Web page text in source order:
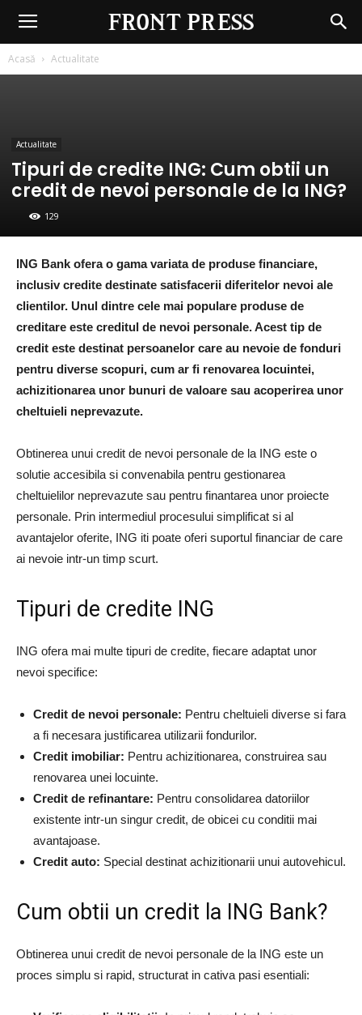
Front
Press
Acasă Actualitate
Actualitate
Tipuri de credite ING: Cum obtii un
credit de nevoi personale de la ING?
129
ING Bank ofera o gama variata de produse financiare,
inclusiv credite destinate satisfacerii diferitelor nevoi ale
clientilor. Unul dintre cele mai populare produse de
creditare este creditul de nevoi personale. Acest tip de
credit este destinat persoanelor care au nevoie de fonduri
pentru diverse scopuri, cum ar fi renovarea locuintei,
achizitionarea unor bunuri de valoare sau acoperirea unor
cheltuieli neprevazute.
Obtinerea unui credit de nevoi personale de la ING este o
solutie accesibila si convenabila pentru gestionarea
cheltuielilor neprevazute sau pentru finantarea unor proiecte
personale. Prin intermediul procesului simplificat si al
avantajelor oferite, ING iti poate oferi suportul financiar de care
ai nevoie intr-un timp scurt.
Tipuri de credite ING
ING ofera mai multe tipuri de credite, fiecare adaptat unor
nevoi specifice:
Credit de nevoi personale: Pentru cheltuieli diverse si fara
a fi necesara justificarea utilizarii fondurilor.
Credit imobiliar: Pentru achizitionarea, construirea sau
renovarea unei locuinte.
Credit de refinantare: Pentru consolidarea datoriilor
existente intr-un singur credit, de obicei cu conditii mai
avantajoase.
Credit auto: Special destinat achizitionarii unui autovehicul.
Cum obtii un credit la ING Bank?
Obtinerea unui credit de nevoi personale de la ING este un
proces simplu si rapid, structurat in cativa pasi esentiali: